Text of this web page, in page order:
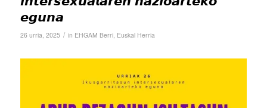
𝙚𝙜𝙪𝙣𝙖
26 urria, 2025 / in EHGAM Berri, Euskal Herria